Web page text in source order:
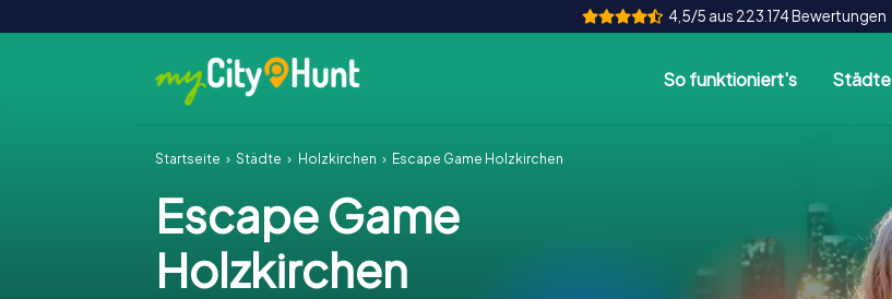
4,5/5 aus 223.174 Bewertungen
So funktioniert's Städte
Startseite Städte Holzkirchen Escape Game Holzkirchen
Escape Game
Holzkirchen